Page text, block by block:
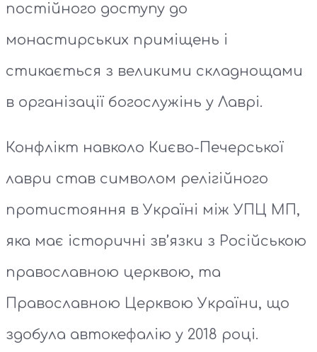
постійного доступу до
монастирських приміщень і
стикається з великими складнощами
в організації богослужінь у Лаврі.
Конфлікт навколо Києво-Печерської
лаври став символом релігійного
протистояння в Україні між УПЦ МП,
яка має історичні зв’язки з Російською
православною церквою, та
Православною Церквою України, що
здобула автокефалію у 2018 році.